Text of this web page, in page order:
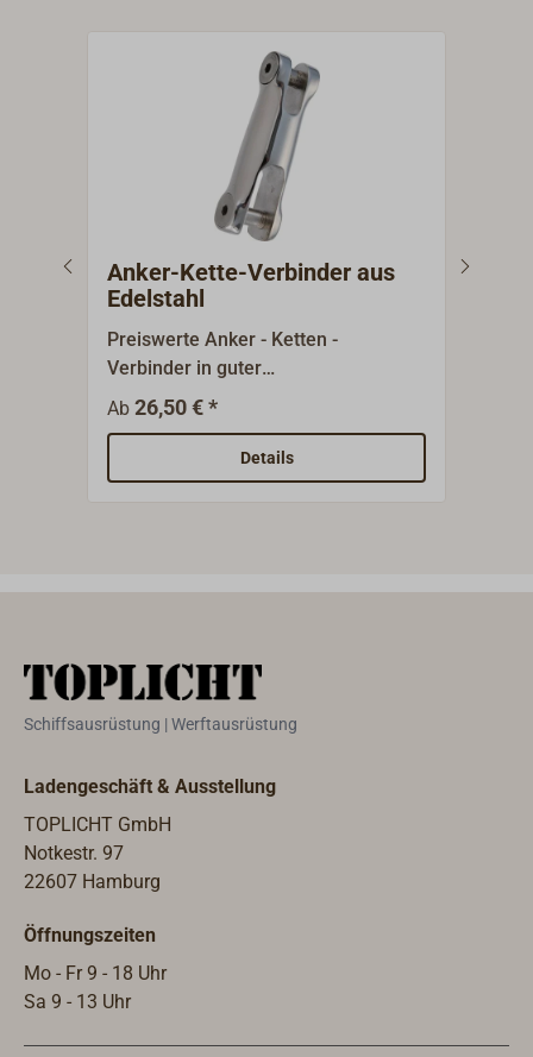
Anker-Kette-Verbinder aus
Edelstahl
Preiswerte Anker - Ketten -
Verbinder in guter
Importqualität.Gefertigt aus
poliertem Edelstahl, ohne Wirbel.
Ab26,50 € *
Details
Schiffsausrüstung | Werftausrüstung
Ladengeschäft & Ausstellung
TOPLICHT GmbH
Notkestr. 97
22607 Hamburg
Öffnungszeiten
Mo - Fr 9 - 18 Uhr
Sa 9 - 13 Uhr